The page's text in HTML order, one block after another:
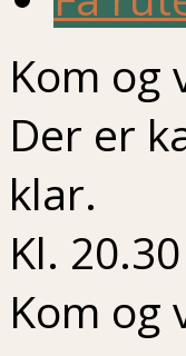
Kom
Der er
klar.
Kl.
Kom og